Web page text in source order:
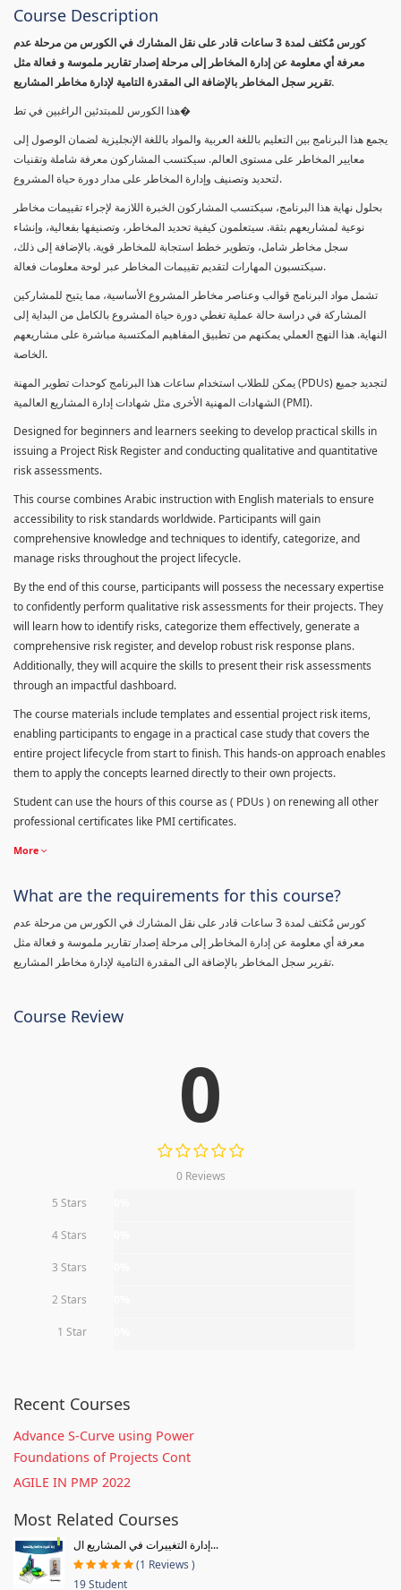
Course Description
كورس مٌكثف لمدة 3 ساعات قادر على نقل المشارك في الكورس من مرحلة عدم
معرفة أي معلومة عن إدارة المخاطر إلى مرحلة إصدار تقارير ملموسة و فعالة مثل
تقرير سجل المخاطر بالإضافة الى المقدرة التامية لإدارة مخاطر المشاريع.
هذا الكورس للمبتدئين الراغبين في تط�
يجمع هذا البرنامج بين التعليم باللغة العربية والمواد باللغة الإنجليزية لضمان الوصول إلى
معايير المخاطر على مستوى العالم. سيكتسب المشاركون معرفة شاملة وتقنيات
لتحديد وتصنيف وإدارة المخاطر على مدار دورة حياة المشروع.
بحلول نهاية هذا البرنامج، سيكتسب المشاركون الخبرة اللازمة لإجراء تقييمات مخاطر
نوعية لمشاريعهم بثقة. سيتعلمون كيفية تحديد المخاطر، وتصنيفها بفعالية، وإنشاء
سجل مخاطر شامل، وتطوير خطط استجابة للمخاطر قوية. بالإضافة إلى ذلك،
سيكتسبون المهارات لتقديم تقييمات المخاطر عبر لوحة معلومات فعالة.
تشمل مواد البرنامج قوالب وعناصر مخاطر المشروع الأساسية، مما يتيح للمشاركين
المشاركة في دراسة حالة عملية تغطي دورة حياة المشروع بالكامل من البداية إلى
النهاية. هذا النهج العملي يمكنهم من تطبيق المفاهيم المكتسبة مباشرة على مشاريعهم
الخاصة.
يمكن للطلاب استخدام ساعات هذا البرنامج كوحدات تطوير المهنة (PDUs) لتجديد جميع
الشهادات المهنية الأخرى مثل شهادات إدارة المشاريع العالمية (PMI).
Designed for beginners and learners seeking to develop practical skills in
issuing a Project Risk Register and conducting qualitative and quantitative
risk assessments.
This course combines Arabic instruction with English materials to ensure
accessibility to risk standards worldwide. Participants will gain
comprehensive knowledge and techniques to identify, categorize, and
manage risks throughout the project lifecycle.
By the end of this course, participants will possess the necessary expertise
to confidently perform qualitative risk assessments for their projects. They
will learn how to identify risks, categorize them effectively, generate a
comprehensive risk register, and develop robust risk response plans.
Additionally, they will acquire the skills to present their risk assessments
through an impactful dashboard.
The course materials include templates and essential project risk items,
enabling participants to engage in a practical case study that covers the
entire project lifecycle from start to finish. This hands-on approach enables
them to apply the concepts learned directly to their own projects.
Student can use the hours of this course as ( PDUs ) on renewing all other
professional certificates like PMI certificates.
More
What are the requirements for this course?
كورس مٌكثف لمدة 3 ساعات قادر على نقل المشارك في الكورس من مرحلة عدم
معرفة أي معلومة عن إدارة المخاطر إلى مرحلة إصدار تقارير ملموسة و فعالة مثل
تقرير سجل المخاطر بالإضافة الى المقدرة التامية لإدارة مخاطر المشاريع.
Course Review
0
0 Reviews
5 Stars
4 Stars
3 Stars
2 Stars
1 Star
Recent Courses
Advance S-Curve using Power
Foundations of Projects Cont
AGILE IN PMP 2022
Most Related Courses
إدارة التغييرات في المشاريع ال...
(1 Reviews )
19 Student